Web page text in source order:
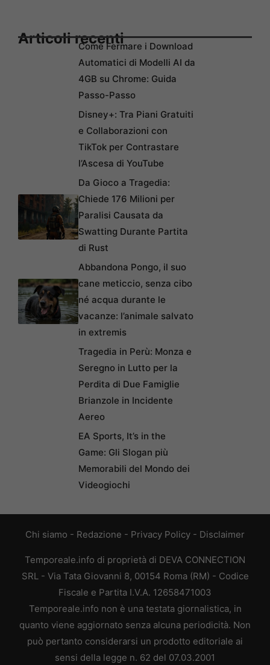
Articoli recentiCome Fermare i Download
Automatici di Modelli AI da
4GB su Chrome: Guida
Passo-Passo
Disney+: Tra Piani Gratuiti
e Collaborazioni con
TikTok per Contrastare
l’Ascesa di YouTube
Da Gioco a Tragedia:
Chiede 176 Milioni per
Paralisi Causata da
Swatting Durante Partita
di Rust
Abbandona Pongo, il suo
cane meticcio, senza cibo
né acqua durante le
vacanze: l’animale salvato
in extremis
Tragedia in Perù: Monza e
Seregno in Lutto per la
Perdita di Due Famiglie
Brianzole in Incidente
Aereo
EA Sports, It’s in the
Game: Gli Slogan più
Memorabili del Mondo dei
Videogiochi
Chi siamo - Redazione - Privacy Policy - Disclaimer
Temporeale.info di proprietà di DEVA CONNECTION
SRL - Via Tata Giovanni 8, 00154 Roma (RM) - Codice
Fiscale e Partita I.V.A. 12658471003
Temporeale.info non è una testata giornalistica, in
quanto viene aggiornato senza alcuna periodicità. Non
può pertanto considerarsi un prodotto editoriale ai
sensi della legge n. 62 del 07.03.2001